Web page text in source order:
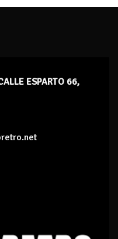
ESPARTO 66,